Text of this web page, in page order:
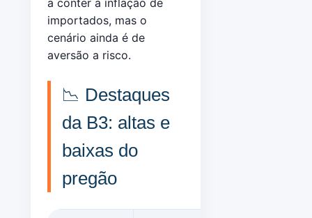
importados, mas o
cenário ainda é de
aversão a risco.
📉 Destaques
da B3: altas e
baixas do
pregão